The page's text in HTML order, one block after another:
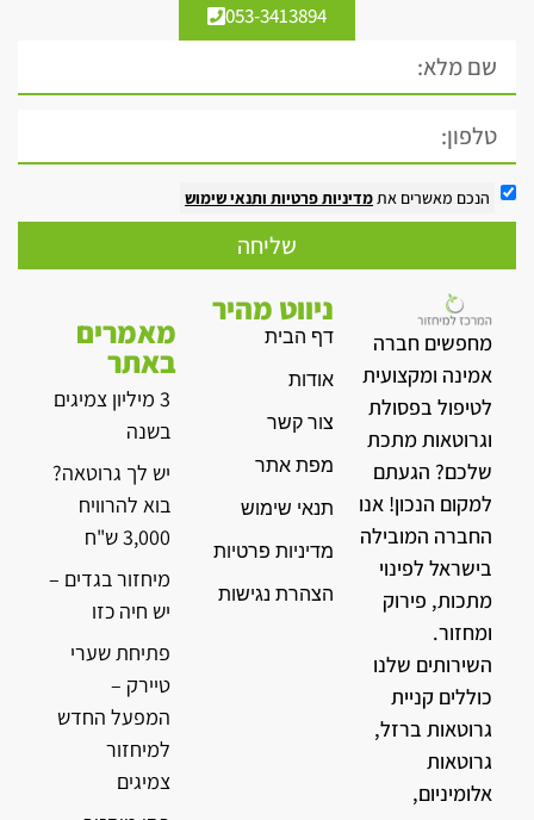
053-3413894
הנכם מאשרים אתמדיניות פרטיות ותנאי שימוש
שליחה
מחפשים חברה
אמינה ומקצועית
לטיפול בפסולת
וגרוטאות מתכת
שלכם? הגעתם
למקום הנכון! אנו
החברה המובילה
בישראל לפינוי
מתכות, פירוק
ומחזור.
השירותים שלנו
כוללים קניית
גרוטאות ברזל,
גרוטאות
אלומיניום,
ניווט מהיר
דף הבית
אודות
צור קשר
מפת אתר
תנאי שימוש
מדיניות פרטיות
הצהרת נגישות
מאמרים
באתר
3 מיליון צמיגים
בשנה
יש לך גרוטאה?
בוא להרוויח
3,000 ש"ח
מיחזור בגדים –
יש חיה כזו
פתיחת שערי
טיירק –
המפעל החדש
למיחזור
צמיגים